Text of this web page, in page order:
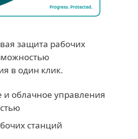
защита рабочих
в один клик.
и облачное управления
станций